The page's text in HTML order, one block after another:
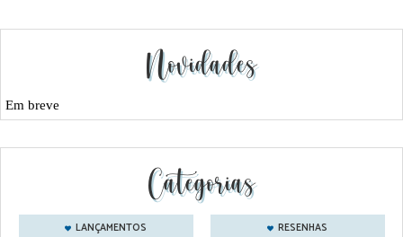
Novidades
Em breve
Categorias
LANÇAMENTOS
RESENHAS